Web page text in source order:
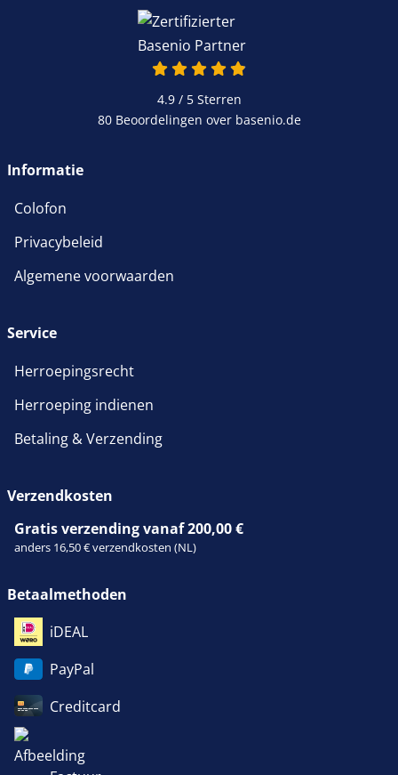
4.9 / 5Sterren
80 Beoordelingen over basenio.de
Informatie
Colofon
Privacybeleid
Algemene voorwaarden
Service
Herroepingsrecht
Herroeping indienen
Betaling & Verzending
Verzendkosten
Gratis verzending vanaf 200,00 €
anders 16,50 € verzendkosten (NL)
Betaalmethoden
iDEAL
PayPal
Creditcard